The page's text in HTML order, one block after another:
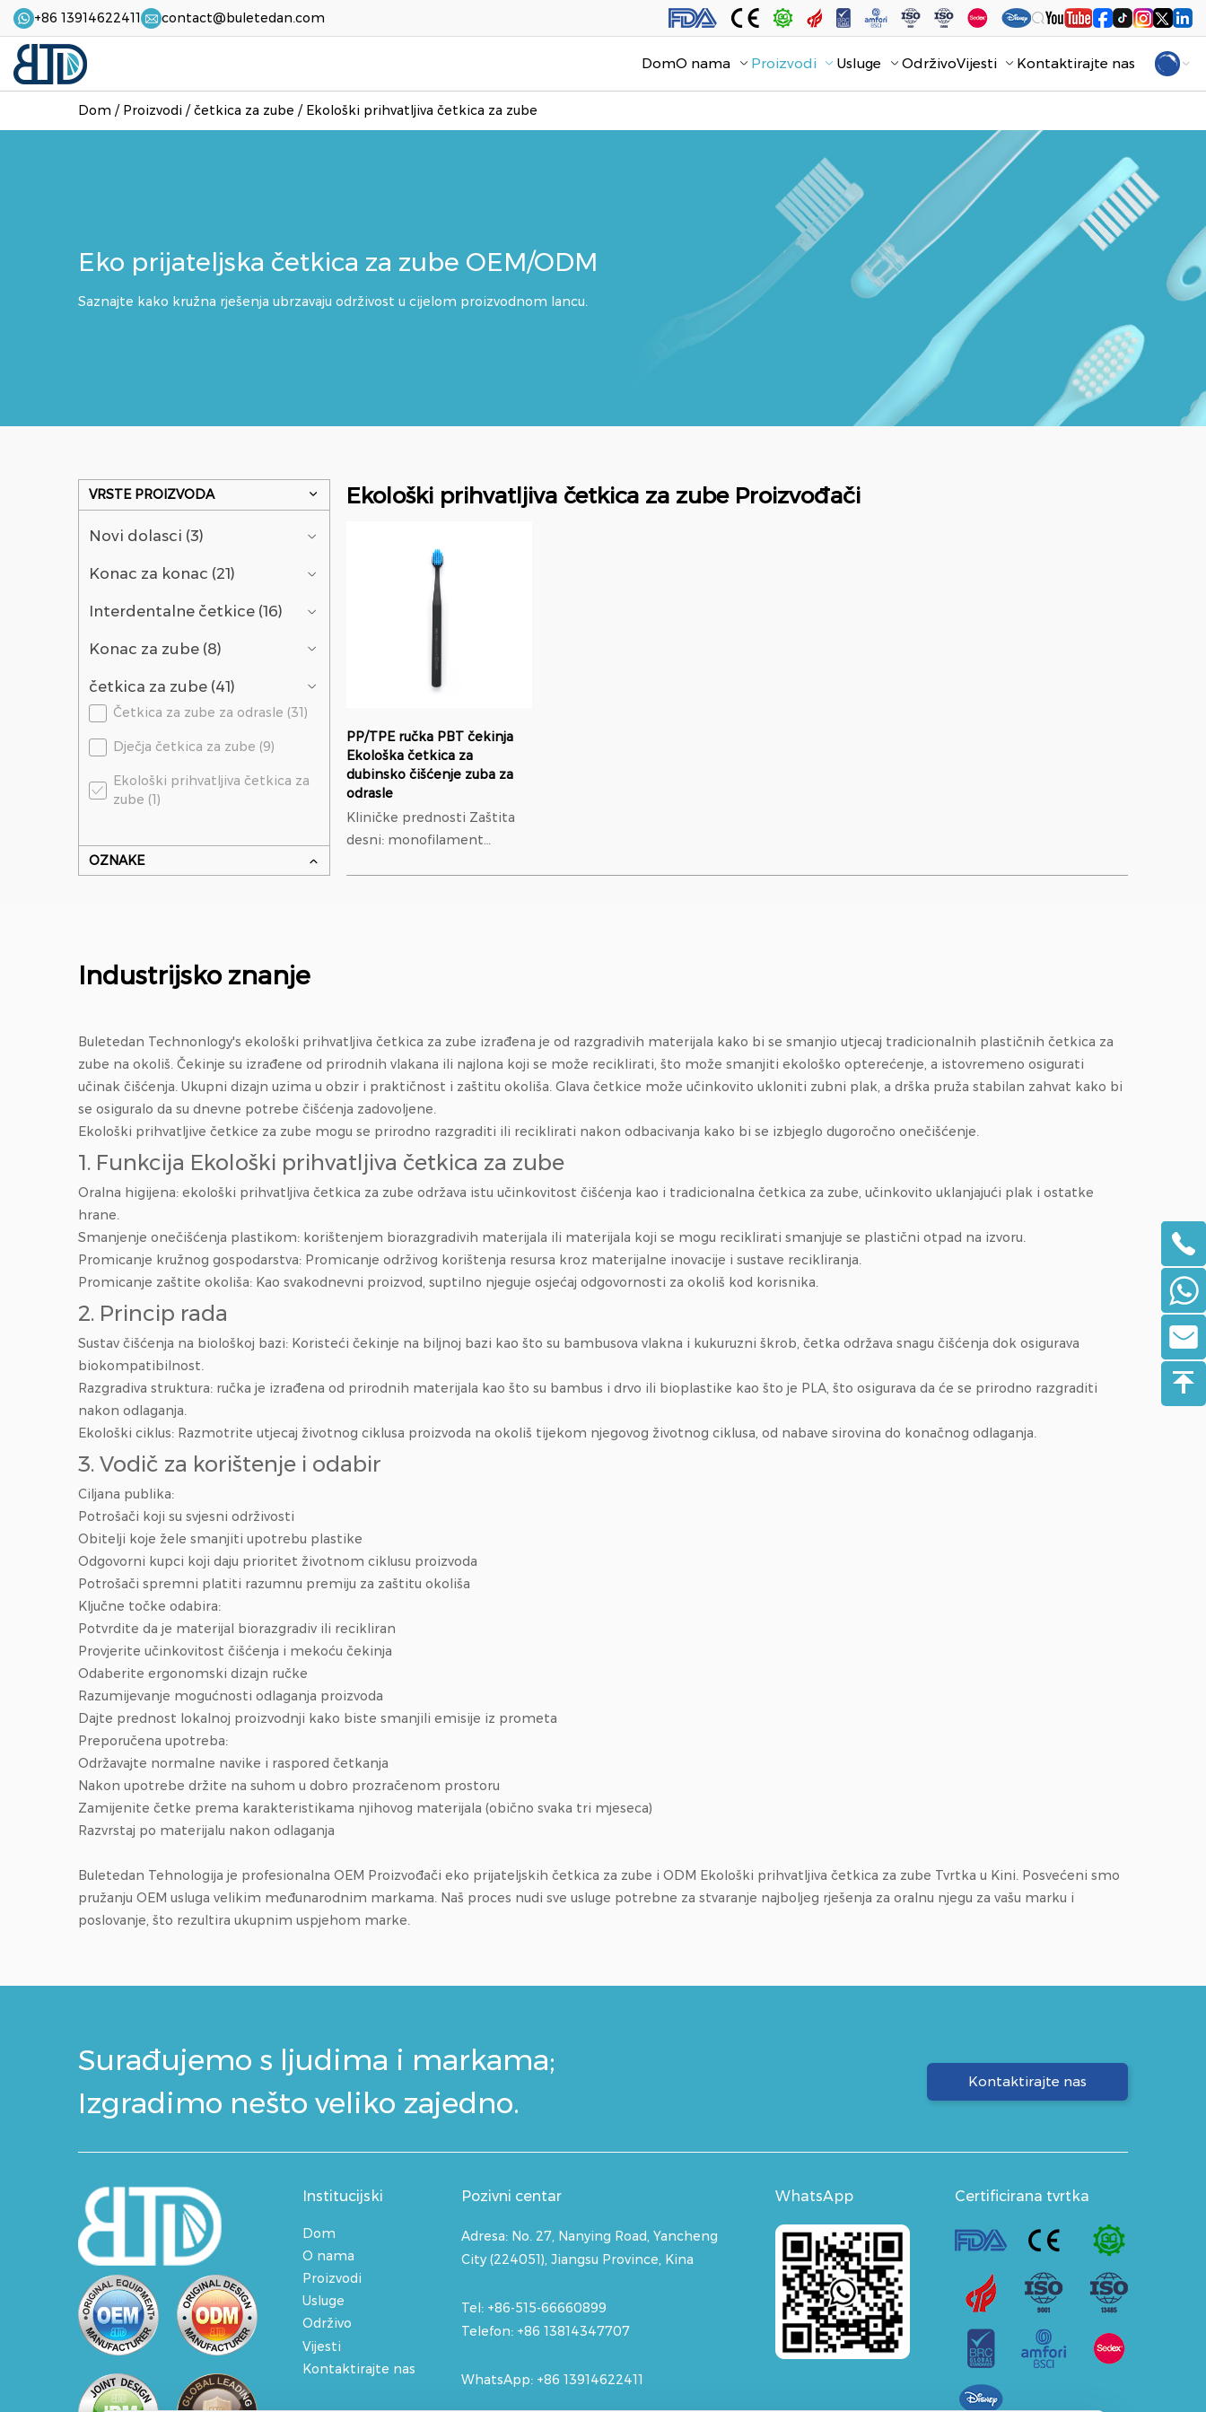
+86 13914622411 contact@buletedan.com
DomO nama Proizvodi Usluge OdrživoVijesti Kontaktirajte nas
Dom / Proizvodi /četkica za zube / Ekološki prihvatljiva četkica za zube
Eko prijateljska četkica za zube OEM/ODM
Saznajte kako kružna rješenja ubrzavaju održivost u cijelom proizvodnom lancu.
VRSTE PROIZVODA
Novi dolasci (3)
Konac za konac (21)
Interdentalne četkice (16)
Konac za zube (8)
četkica za zube (41)
Četkica za zube za odrasle (31)
Dječja četkica za zube (9)
Ekološki prihvatljiva četkica za
zube (1)
OZNAKE
Ekološki prihvatljiva četkica za zube Proizvođači
PP/TPE ručka PBT čekinja
Ekološka četkica za
dubinsko čišćenje zuba za
odrasle
Kliničke prednosti Zaštita
desni: monofilament
Industrijsko znanje
Buletedan Technonlogy's ekološki prihvatljiva četkica za zube izrađena je od razgradivih materijala kako bi se smanjio utjecaj tradicionalnih plastičnih četkica za
zube na okoliš. Čekinje su izrađene od prirodnih vlakana ili najlona koji se može reciklirati, što može smanjiti ekološko opterećenje, a istovremeno osigurati
učinak čišćenja. Ukupni dizajn uzima u obzir i praktičnost i zaštitu okoliša. Glava četkice može učinkovito ukloniti zubni plak, a drška pruža stabilan zahvat kako bi
se osiguralo da su dnevne potrebe čišćenja zadovoljene.
Ekološki prihvatljive četkice za zube mogu se prirodno razgraditi ili reciklirati nakon odbacivanja kako bi se izbjeglo dugoročno onečišćenje.
1. Funkcija Ekološki prihvatljiva četkica za zube
Oralna higijena: ekološki prihvatljiva četkica za zube održava istu učinkovitost čišćenja kao i tradicionalna četkica za zube, učinkovito uklanjajući plak i ostatke
hrane.
Smanjenje onečišćenja plastikom: korištenjem biorazgradivih materijala ili materijala koji se mogu reciklirati smanjuje se plastični otpad na izvoru.
Promicanje kružnog gospodarstva: Promicanje održivog korištenja resursa kroz materijalne inovacije i sustave recikliranja.
Promicanje zaštite okoliša: Kao svakodnevni proizvod, suptilno njeguje osjećaj odgovornosti za okoliš kod korisnika.
2. Princip rada
Sustav čišćenja na biološkoj bazi: Koristeći čekinje na biljnoj bazi kao što su bambusova vlakna i kukuruzni škrob, četka održava snagu čišćenja dok osigurava
biokompatibilnost.
Razgradiva struktura: ručka je izrađena od prirodnih materijala kao što su bambus i drvo ili bioplastike kao što je PLA, što osigurava da će se prirodno razgraditi
nakon odlaganja.
Ekološki ciklus: Razmotrite utjecaj životnog ciklusa proizvoda na okoliš tijekom njegovog životnog ciklusa, od nabave sirovina do konačnog odlaganja.
3. Vodič za korištenje i odabir
Ciljana publika:
Potrošači koji su svjesni održivosti
Obitelji koje žele smanjiti upotrebu plastike
Odgovorni kupci koji daju prioritet životnom ciklusu proizvoda
Potrošači spremni platiti razumnu premiju za zaštitu okoliša
Ključne točke odabira:
Potvrdite da je materijal biorazgradiv ili recikliran
Provjerite učinkovitost čišćenja i mekoću čekinja
Odaberite ergonomski dizajn ručke
Razumijevanje mogućnosti odlaganja proizvoda
Dajte prednost lokalnoj proizvodnji kako biste smanjili emisije iz prometa
Preporučena upotreba:
Održavajte normalne navike i raspored četkanja
Nakon upotrebe držite na suhom u dobro prozračenom prostoru
Zamijenite četke prema karakteristikama njihovog materijala (obično svaka tri mjeseca)
Razvrstaj po materijalu nakon odlaganja
Buletedan Tehnologija je profesionalna OEM Proizvođači eko prijateljskih četkica za zube i ODM Ekološki prihvatljiva četkica za zube Tvrtka u Kini. Posvećeni smo
pružanju OEM usluga velikim međunarodnim markama. Naš proces nudi sve usluge potrebne za stvaranje najboljeg rješenja za oralnu njegu za vašu marku i
poslovanje, što rezultira ukupnim uspjehom marke.
Surađujemo s ljudima i markama;
Izgradimo nešto veliko zajedno.
Kontaktirajte nas
Institucijski
Dom
O nama
Proizvodi
Usluge
Održivo
Vijesti
Kontaktirajte nas
Pozivni centar
Adresa: No. 27, Nanying Road, Yancheng
City (224051), Jiangsu Province, Kina
Tel: +86-515-66660899
Telefon: +86 13814347707
WhatsApp: +86 13914622411
WhatsApp Certificirana tvrtka